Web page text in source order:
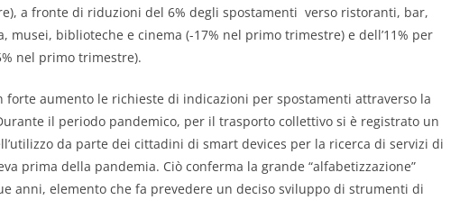
a fronte di riduzioni del 6% degli spostamenti verso ristoranti, bar,
musei, biblioteche e cinema (-17% nel primo trimestre) e dell’11% per
nel primo trimestre).
forte aumento le richieste di indicazioni per spostamenti attraverso la
il periodo pandemico, per il trasporto collettivo si è registrato un
da parte dei cittadini di smart devices per la ricerca di servizi di
prima della pandemia. Ciò conferma la grande “alfabetizzazione”
anni, elemento che fa prevedere un deciso sviluppo di strumenti di